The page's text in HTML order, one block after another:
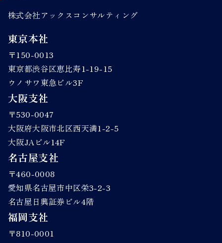
株式会社アックスコンサルティング
東京本社
〒150-0013
東京都渋谷区恵比寿1-19-15
ウノサワ東急ビル3F
大阪支社
〒530-0047
大阪府大阪市北区西天満1-2-5
大阪JAビル14F
名古屋支社
〒460-0008
愛知県名古屋市中区栄3-2-3
名古屋日興証券ビル4階
福岡支社
〒810-0001